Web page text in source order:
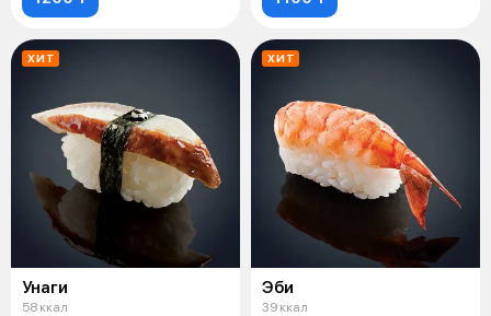
ХИТ
Унаги
58 ккал
ХИТ
Эби
39 ккал